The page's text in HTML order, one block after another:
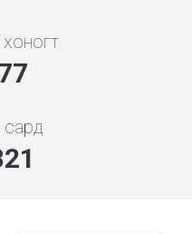
хоногт
сард